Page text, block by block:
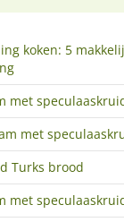
koken: 5
met
met
Turks brood
met